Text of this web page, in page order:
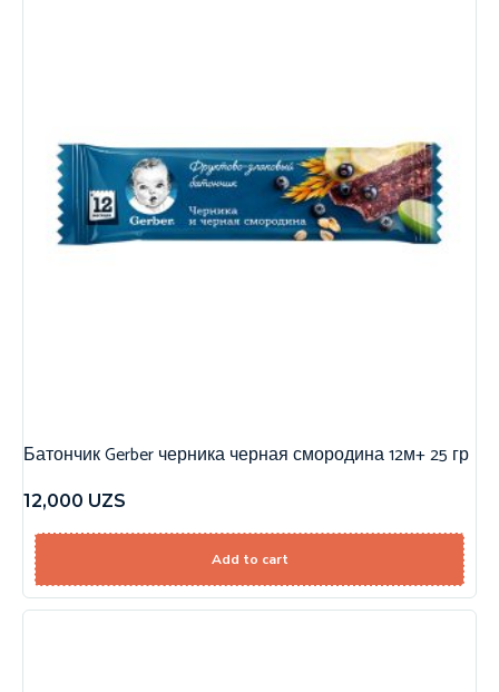
Батончик Gerber черника черная смородина 12м+ 25 гр
12,000 UZS
Add to cart